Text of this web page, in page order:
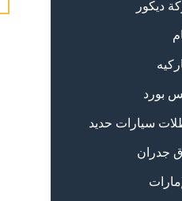
ديكور
بورد
سيارات حديد
جدران